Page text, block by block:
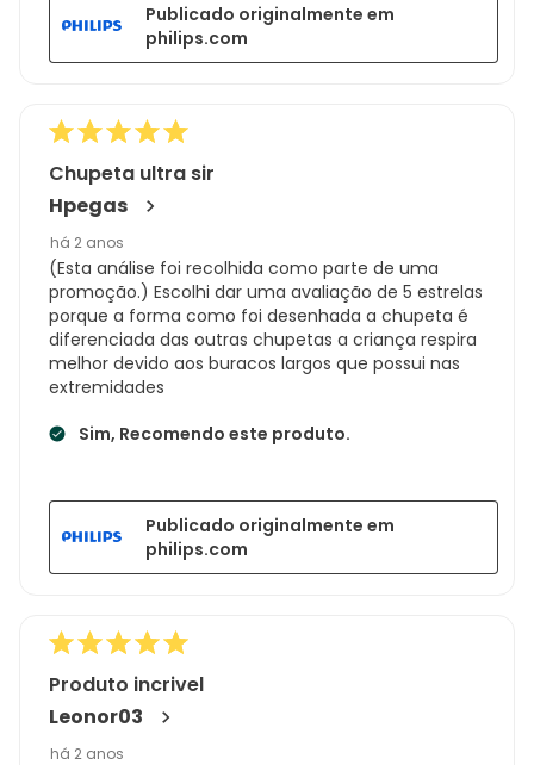
Publicado originalmente em
philips.com
Chupeta ultra sir
Hpegas
há 2 anos
(Esta análise foi recolhida como parte de uma
promoção.) Escolhi dar uma avaliação de 5 estrelas
porque a forma como foi desenhada a chupeta é
diferenciada das outras chupetas a criança respira
melhor devido aos buracos largos que possui nas
extremidades
Sim, Recomendo este produto.
Publicado originalmente em
philips.com
Produto incrivel
Leonor03
há 2 anos